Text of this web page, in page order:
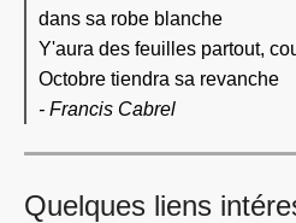
dans sa robe blanche
Y'aura des feuilles partout,
Octobre tiendra sa revanche
- Francis Cabrel
Quelques liens